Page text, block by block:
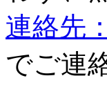
連絡先
でご連